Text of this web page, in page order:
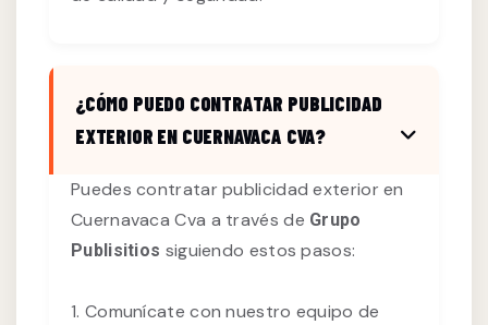
¿CÓMO PUEDO CONTRATAR PUBLICIDAD
EXTERIOR EN CUERNAVACA CVA?
Puedes contratar publicidad exterior en
Cuernavaca Cva a través de Grupo
Publisitios siguiendo estos pasos:
1. Comunícate con nuestro equipo de